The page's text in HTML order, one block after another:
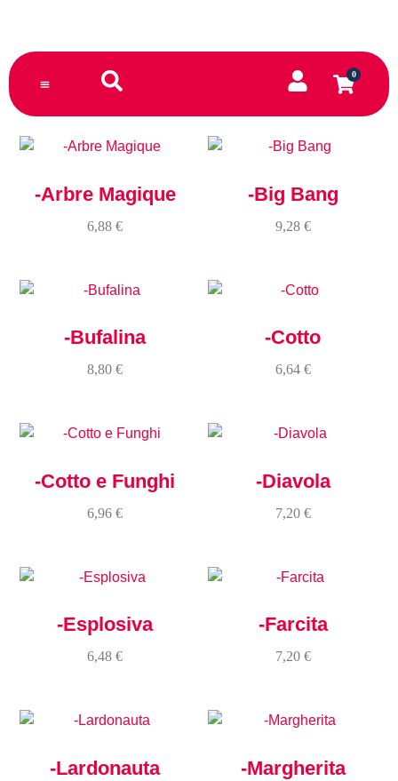
0
-Arbre Magique
6,88€
-Big Bang
9,28 €
-Bufalina
8,80€
-Cotto
6,64 €
-Cotto e Funghi
6,96€
-Diavola
7,20 €
-Esplosiva
6,48€
-Farcita
7,20 €
-Lardonauta -Margherita